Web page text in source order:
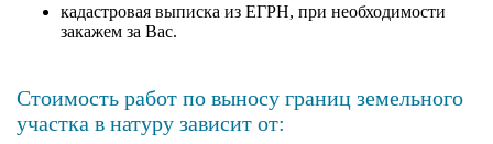
кадастровая выписка из ЕГРН, при необходимости
закажем за Вас.
Стоимость работ по выносу границ земельного
участка в натуру зависит от: